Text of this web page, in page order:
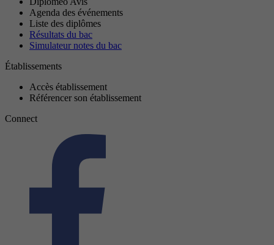
Agenda des événements
Liste des diplômes
Résultats du bac
Simulateur notes du bac
Établissements
Accès établissement
Référencer son établissement
Connect